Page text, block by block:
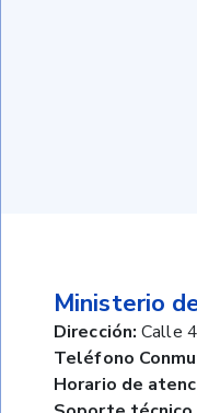
Ministerio
Dirección: Calle
Teléfono
Horario de